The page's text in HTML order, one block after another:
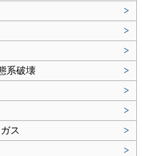
>
>
>
系破壊
>
>
>
ス
>
>